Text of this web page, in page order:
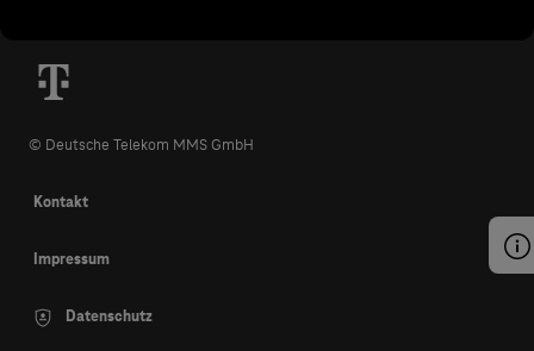
© Deutsche Telekom MMS GmbH
Kontakt
Impressum
Datenschutz